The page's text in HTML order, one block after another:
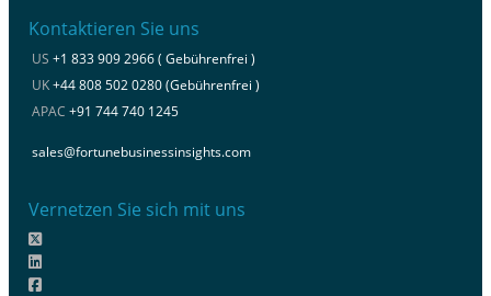
Kontaktieren Sie uns
US +1 833 909 2966 ( Gebührenfrei )
UK+44 808 502 0280 (Gebührenfrei )
APAC +91 744 740 1245
sales@fortunebusinessinsights.com
Vernetzen Sie sich mit uns